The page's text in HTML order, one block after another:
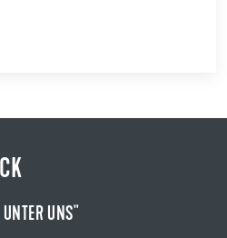
UNS"